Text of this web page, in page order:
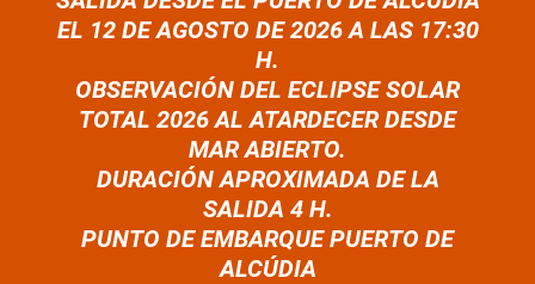
EL 12 DE AGOSTO DE 2026 A LAS 17:30
H.
OBSERVACIÓN DEL ECLIPSE SOLAR
TOTAL 2026 AL ATARDECER DESDE
MAR ABIERTO.
DURACIÓN APROXIMADA DE LA
SALIDA 4 H.
PUNTO DE EMBARQUE PUERTO DE
ALCÚDIA